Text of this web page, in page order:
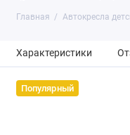
Главная Автокресла
Характеристики
Популярный